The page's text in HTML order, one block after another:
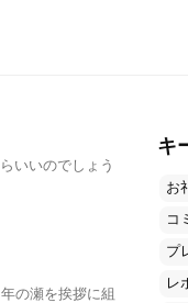
いいのでしょう
の瀬を挨拶に組
キ
お
コ
プ
レ